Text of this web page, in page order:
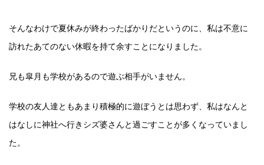
そんなわけで夏休みが終わったばかりだというのに、私は不意に
訪れたあてのない休暇を持て余すことになりました。
兄も皐月も学校があるので遊ぶ相手がいません。
学校の友人達ともあまり積極的に遊ぼうとは思わず、私はなんと
はなしに神社へ行きシズ婆さんと過ごすことが多くなっていまし
た。